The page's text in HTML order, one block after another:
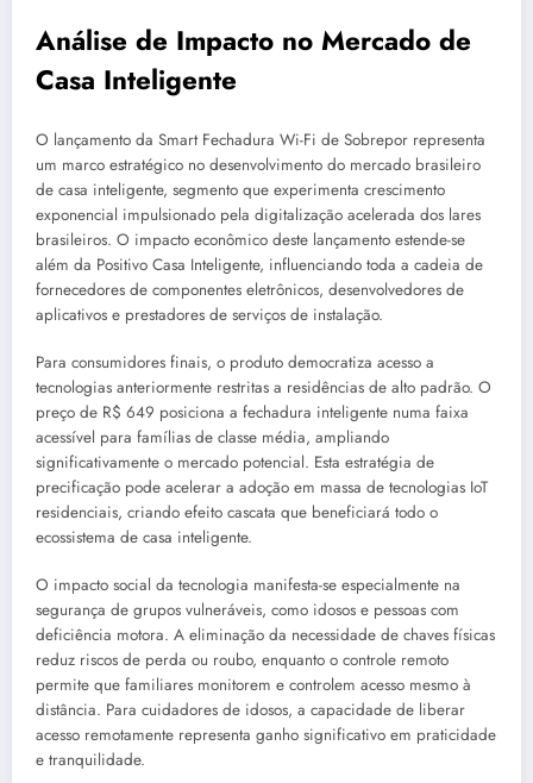
Análise de Impacto no Mercado de
Casa Inteligente
O lançamento da Smart Fechadura Wi-Fi de Sobrepor representa
um marco estratégico no desenvolvimento do mercado brasileiro
de casa inteligente, segmento que experimenta crescimento
exponencial impulsionado pela digitalização acelerada dos lares
brasileiros. O impacto econômico deste lançamento estende-se
além da Positivo Casa Inteligente, influenciando toda a cadeia de
fornecedores de componentes eletrônicos, desenvolvedores de
aplicativos e prestadores de serviços de instalação.
Para consumidores finais, o produto democratiza acesso a
tecnologias anteriormente restritas a residências de alto padrão. O
preço de R$ 649 posiciona a fechadura inteligente numa faixa
acessível para famílias de classe média, ampliando
significativamente o mercado potencial. Esta estratégia de
precificação pode acelerar a adoção em massa de tecnologias IoT
residenciais, criando efeito cascata que beneficiará todo o
ecossistema de casa inteligente.
O impacto social da tecnologia manifesta-se especialmente na
segurança de grupos vulneráveis, como idosos e pessoas com
deficiência motora. A eliminação da necessidade de chaves físicas
reduz riscos de perda ou roubo, enquanto o controle remoto
permite que familiares monitorem e controlem acesso mesmo à
distância. Para cuidadores de idosos, a capacidade de liberar
acesso remotamente representa ganho significativo em praticidade
e tranquilidade.